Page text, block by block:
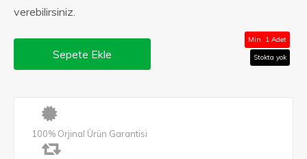
verebilirsiniz.
Sepete Ekle
Min. 1 Adet
Stokta yok
100% Orjinal Ürün Garantisi